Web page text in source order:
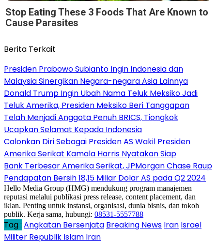
Stop Eating These 3 Foods That Are Known to
Cause Parasites
Berita Terkait
Presiden Prabowo Subianto Ingin Indonesia dan
Malaysia Sinergikan Negara-negara Asia Lainnya
Donald Trump Ingin Ubah Nama Teluk Meksiko Jadi
Teluk Amerika, Presiden Meksiko Beri Tanggapan
Telah Menjadi Anggota Penuh BRICS, Tiongkok
Ucapkan Selamat Kepada Indonesia
Calonkan Diri Sebagai Presiden AS Wakil Presiden
Amerika Serikat Kamala Harris Nyatakan Siap
Bank Terbesar Amerika Serikat, JPMorgan Chase Raup
Pendapatan Bersih 18,15 Miliar Dolar AS pada Q2 2024
Hello Media Group (HMG) mendukung program manajemen
reputasi melalui publikasi press release, content placement, dan
iklan. Penting untuk instansi, organisasi, dunia bisnis, dan tokoh
publik. Kerja sama, hubungi: 08531-5557788
Tag : Angkatan Bersenjata Breaking News Iran Israel
Militer Republik Islam Iran